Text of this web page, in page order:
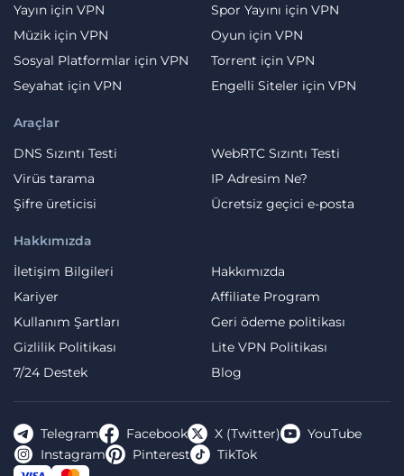
Yayın için VPN
Spor Yayını için VPN
Müzik için VPN
Oyun için VPN
Sosyal Platformlar için VPN
Torrent için VPN
Seyahat için VPN
Engelli Siteler için VPN
Hakkımızda
İletişim Bilgileri
Hakkımızda
Kariyer
Affiliate Program
Kullanım Şartları
Geri ödeme politikası
Gizlilik Politikası
Lite VPN Politikası
7/24 Destek
Blog
Araçlar
DNS Sızıntı Testi
WebRTC Sızıntı Testi
Virüs tarama
IP Adresim Ne?
Şifre üreticisi
Ücretsiz geçici e-posta
Telegram Facebook X (Twitter)
YouTube
Instagram
Pinterest TikTok